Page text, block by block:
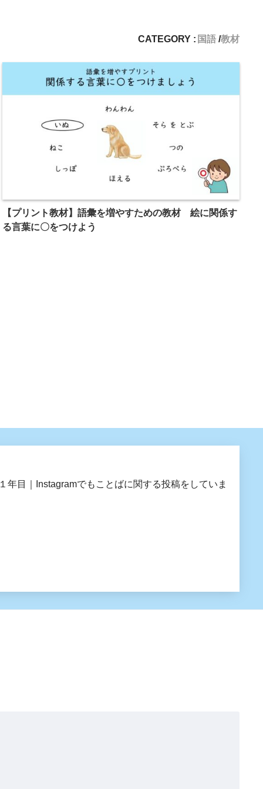
CATEGORY : 国語 教材
【プリント教材】語彙を増やすための教材 絵に関係す
る言葉に〇をつけよう
目｜Instagramでもことばに関する投稿をしていま